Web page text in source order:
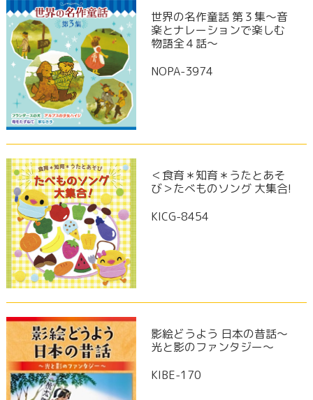
世界の名作童話 第３集～音
楽とナレーションで楽しむ
物語全４話～
NOPA-3974
＜食育＊知育＊うたとあそ
び＞たべものソング 大集合!
KICG-8454
影絵どうよう 日本の昔話～
光と影のファンタジー～
KIBE-170